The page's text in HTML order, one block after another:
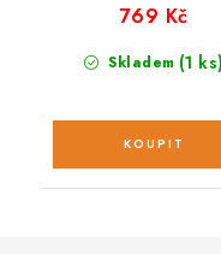
Skladem (1 ks)
769 Kč